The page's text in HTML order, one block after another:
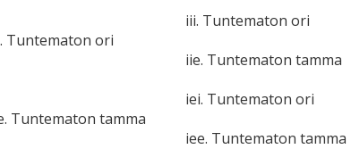
Tuntematon ori
iii. Tuntematon ori
iie. Tuntematon tamma
Tuntematon tamma
iei. Tuntematon ori
iee. Tuntematon tamma